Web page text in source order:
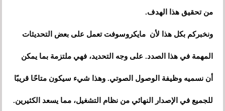
من تحقيق هذا الهدف.
ونخبركم بكل هذا لأن مايكروسوفت تعمل على بعض التحديثات
المهمة في هذا الصدد. على وجه التحديد، فهي ملتزمة بما يمكن
أن نسميه وظيفة الوصول الصوتي. وهذا شيء سيكون متاحًا قريبًا
للجميع في الإصدار النهائي من نظام التشغيل، مما يسعد الكثيرين.